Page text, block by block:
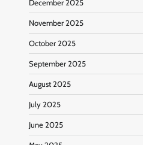
December 2025
November 2025
October 2025
September 2025
August 2025
July 2025
June 2025